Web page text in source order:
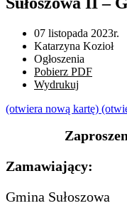
07 listopada 2023r.
Katarzyna Kozioł
Ogłoszenia
Pobierz PDF
Wydrukuj
(otwiera nową kartę)
Zamawiający:
Gmina Sułoszowa